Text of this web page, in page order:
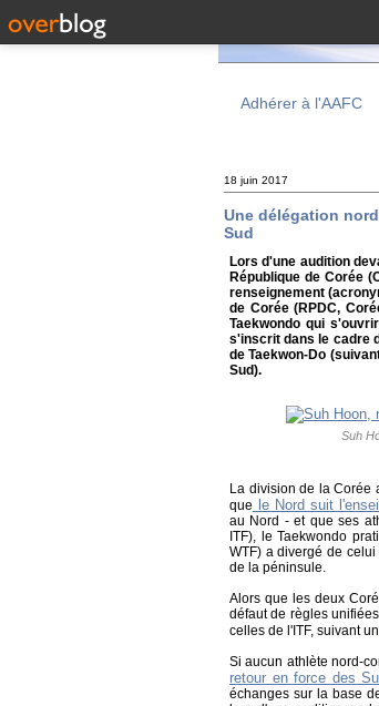
Adhérer à l'AAFC
18 juin 2017
Une délégation
Sud
Lors d'une audition
République de Corée
renseignement
de Corée (RPDC,
Taekwondo qui
s'inscrit dans le cadre
de Taekwon-Do
Sud).
Suh
La division de la Corée
que
le Nord suit
au Nord - et que ses
ITF), le Taekwondo
WTF) a divergé de
de la péninsule.
Alors que les deux
défaut de règles
celles de l'ITF, suivant un
Si aucun athlète nord-
retour en force des
échanges sur la base